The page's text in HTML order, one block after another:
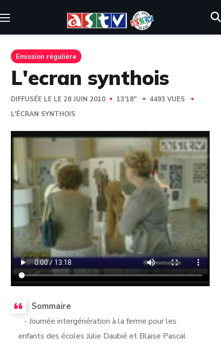
Emission régulière
L'ecran synthois
DIFFUSÉE LE LE 28 JUIN 2010 13'18''
4493 VUES
L'ÉCRAN SYNTHOIS
Sommaire
- Journée intergénération à la ferme pour les
enfants des écoles Julie Daubié et Blaise Pascal